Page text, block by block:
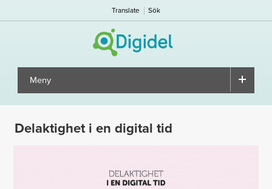
Translate Sök
Meny ▼
Delaktighet i en digital tid